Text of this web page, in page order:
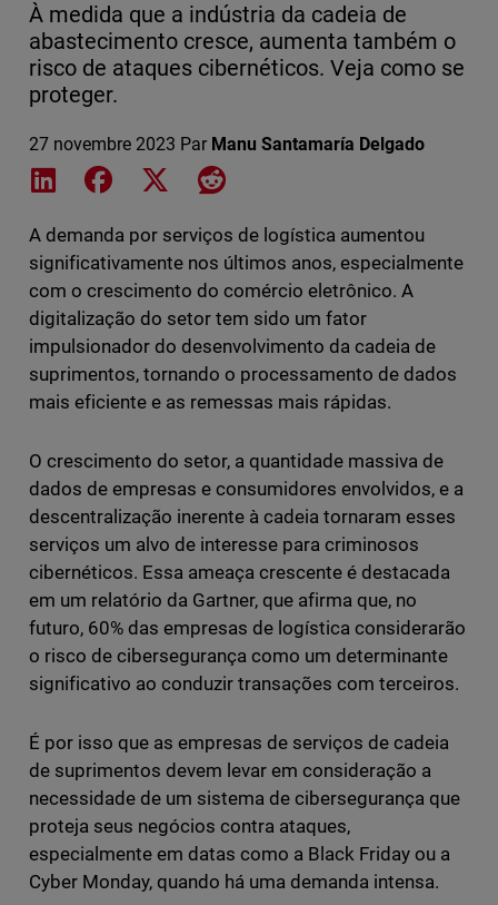
À medida que a indústria da cadeia de
abastecimento cresce, aumenta também o
risco de ataques cibernéticos. Veja como se
proteger.
27 novembre 2023 Par Manu Santamaría Delgado
Share on LinkedIn
Share on Facebook
Share on XShare on Reddit
A demanda por serviços de logística aumentou
significativamente nos últimos anos, especialmente
com o crescimento do comércio eletrônico. A
digitalização do setor tem sido um fator
impulsionador do desenvolvimento da cadeia de
suprimentos, tornando o processamento de dados
mais eficiente e as remessas mais rápidas.
O crescimento do setor, a quantidade massiva de
dados de empresas e consumidores envolvidos, e a
descentralização inerente à cadeia tornaram esses
serviços um alvo de interesse para criminosos
cibernéticos. Essa ameaça crescente é destacada
em um relatório da Gartner, que afirma que, no
futuro, 60% das empresas de logística considerarão
o risco de cibersegurança como um determinante
significativo ao conduzir transações com terceiros.
É por isso que as empresas de serviços de cadeia
de suprimentos devem levar em consideração a
necessidade de um sistema de cibersegurança que
proteja seus negócios contra ataques,
especialmente em datas como a Black Friday ou a
Cyber Monday, quando há uma demanda intensa.